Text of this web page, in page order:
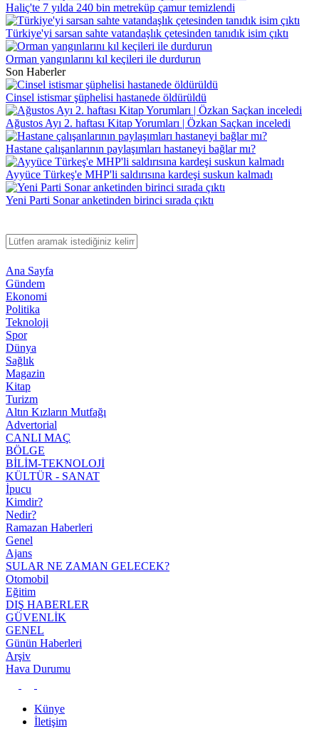
Haliç'te 7 yılda 240 bin metreküp çamur temizlendi
Türkiye'yi sarsan sahte vatandaşlık çetesinden tanıdık isim çıktı
Orman yangınlarını kıl keçileri ile durdurun
Son Haberler
Cinsel istismar şüphelisi hastanede öldürüldü
Ağustos Ayı 2. haftası Kitap Yorumları | Özkan Saçkan inceledi
Hastane çalışanlarının paylaşımları hastaneyi bağlar mı?
Ayyüce Türkeş'e MHP'li saldırısına kardeşi suskun kalmadı
Yeni Parti Sonar anketinden birinci sırada çıktı
Ana Sayfa
Gündem
Ekonomi
Politika
Teknoloji
Spor
Dünya
Sağlık
Magazin
Kitap
Turizm
Altın Kızların Mutfağı
Advertorial
CANLI MAÇ
BÖLGE
BİLİM-TEKNOLOJİ
KÜLTÜR - SANAT
İpucu
Kimdir?
Nedir?
Ramazan Haberleri
Genel
Ajans
SULAR NE ZAMAN GELECEK?
Otomobil
Eğitim
DIŞ HABERLER
GÜVENLİK
GENEL
Günün Haberleri
Arşiv
Hava Durumu
Künye
İletişim